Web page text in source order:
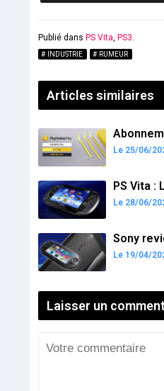
Publié dans PS Vita, PS3.
INDUSTRIE RUMEUR
Articles similaires
Le 25/06/
PS Vita
Le 28/06/
Sony
Le 19/04/
Laisser un